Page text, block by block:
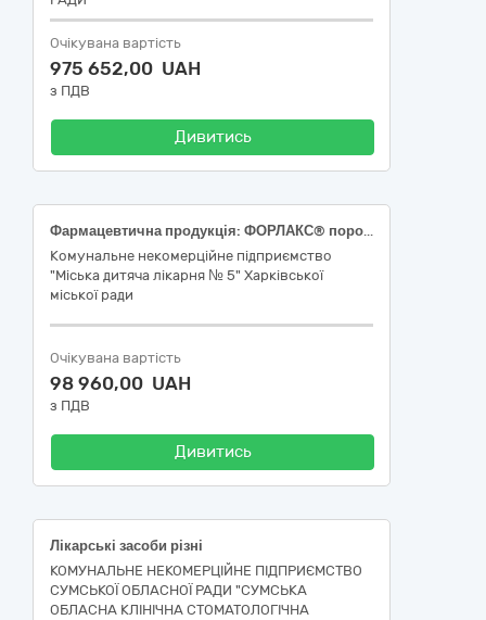
Очікувана вартість
975 652,00 UAH
з ПДВ
Дивитись
Фармацевтична продукція: ФОРЛАКС® порошок для приготування розчину для перорального застосування по 4 г; по 4,0668 г порошку в пакетику; 20 пакетиків у картонній коробці (ДК 021:2015 33650000-0 — Лікарські засоби для лікування захворювань травної системи (проносні засоби)(Макрогол (Macrogol)) або еквівалент; ФОРЛАКС порошок для приготування розчину для перорального застосування по 10 г; по 10,167 г порошку в пакетику; по 20 пакетів у картонній коробці (ДК 021:2015 33650000-0 — Лікарські засоби для лікування захворювань травної системи (проносні засоби)(Макрогол (Macrogol)) або еквівалент; ГЛІЦЕРИНОВІ СУПОЗИТОРІЇ супозиторії по 0,88 г по 5 супозиторіїв у стрипі; по 2 стрипи у пачці (ДК 021:2015 33690000-3 — Лікарські засоби різні)(Гліцерол (Glycerol)) або еквівалент; ГЛІЦЕРИНОВІ СУПОЗИТОРІЇ супозиторії по 2,63 г; по 5 супозиторіїв у стрипі; по 2 стрипи в пачці (ДК 021:2015 33690000-3 — Лікарські засоби різні)(Гліцерол (Glycerol)) або еквівалент
Комунальне некомерційне підприємство
"Міська дитяча лікарня № 5" Харківської
міської ради
Очікувана вартість
98 960,00 UAH
з ПДВ
Дивитись
Лікарські засоби різні
КОМУНАЛЬНЕ НЕКОМЕРЦІЙНЕ ПІДПРИЄМСТВО
СУМСЬКОЇ ОБЛАСНОЇ РАДИ "СУМСЬКА
ОБЛАСНА КЛІНІЧНА СТОМАТОЛОГІЧНА